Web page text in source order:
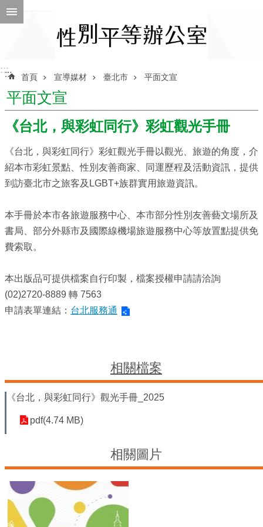
跳到主要內容區塊
ENGLISH
別
平
等
室
別
等
委
員
會
廁
所
性
別
主
流
化
:::::: 首頁 宣導媒材 臺北市 平面文宣
平面文宣
《台北，與彩虹同行》彩虹觀光手冊
《台北，與彩虹同行》彩虹觀光手冊以觀光、旅遊的角度，介
紹本市彩虹景點、性別友善商家、同運歷程及活動資訊，提供
到訪臺北市之旅客及LGBT+族群實用旅遊資訊。
本手冊於本市各旅遊服務中心、本市部分性別友善藝文場所及
書局、部分外縣市及國際線機場旅遊服務中心等放置點提供免
費索取。
本出版品可提供檔案自行印製，檔案授權申請請洽詢
(02)2720-8889 轉 7563
申請表單連結： 台北服務通
相關檔案
《台北，與彩虹同行》觀光手冊_2025
pdf(4.74 MB)
相關圖片